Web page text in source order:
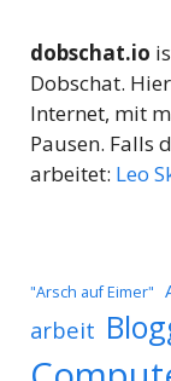
dobschat.io
Dobschat.
Internet, mit
Pausen. Falls
arbeitet: Leo
"Arsch auf Eimer"
arbeit